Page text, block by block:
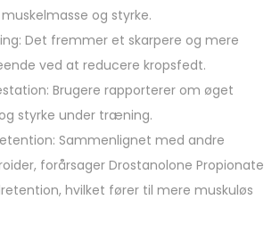
og styrke.
Det fremmer et skarpere og mere
ved at reducere kropsfedt.
Brugere rapporterer om øget
styrke under træning.
Sammenlignet med andre
forårsager Drostanolone Propionate
hvilket fører til mere muskuløs